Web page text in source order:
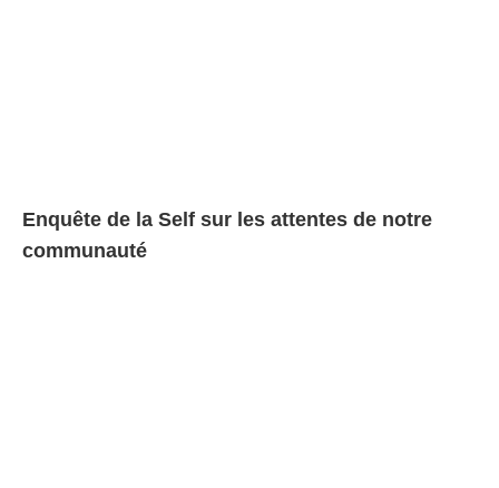
Enquête de la Self sur les attentes de notre
communauté